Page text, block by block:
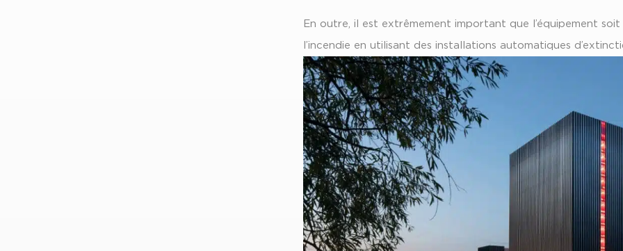
En outre, il est extrêmement important que l’équipement
l’incendie en utilisant des installations automatiques